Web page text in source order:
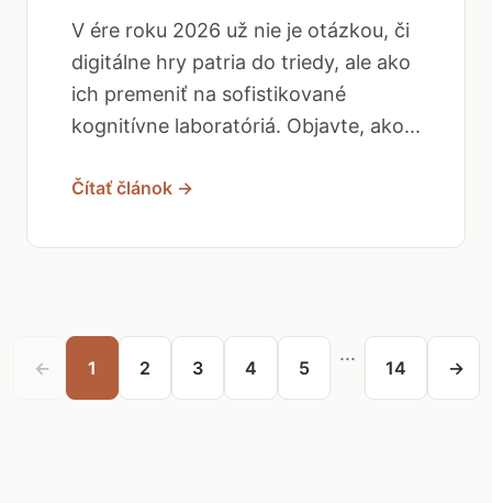
V ére roku 2026 už nie je otázkou, či
digitálne hry patria do triedy, ale ako
ich premeniť na sofistikované
kognitívne laboratóriá. Objavte, ako...
Čítať článok →
← 1 2 3 4 5
...
14 →